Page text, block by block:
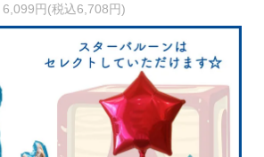
6,099円(税込6,708円)